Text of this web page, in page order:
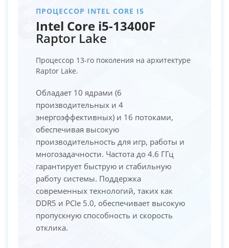
ПРОЦЕССОР INTEL CORE I5
Intel Core i5-13400F
Raptor Lake
Процессор 13-го поколения на архитектуре
Raptor Lake.
Обладает 10 ядрами (6
производительных и 4
энергоэффективных) и 16 потоками,
обеспечивая высокую
производительность для игр, работы и
многозадачности. Частота до 4.6 ГГц
гарантирует быструю и стабильную
работу системы. Поддержка
современных технологий, таких как
DDR5 и PCIe 5.0, обеспечивает высокую
пропускную способность и скорость
отклика.